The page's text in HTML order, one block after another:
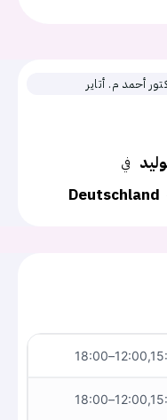
أحمد م. أتاير
في
Deutschland